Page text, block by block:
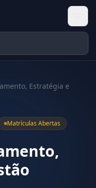
Estratégia e
Matrículas Abertas